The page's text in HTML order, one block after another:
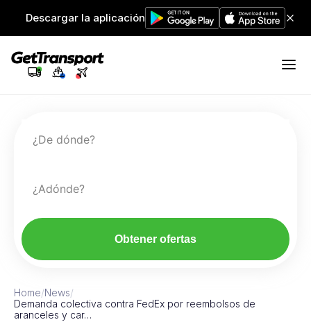
Descargar la aplicación
¿De dónde?
¿Adónde?
Obtener ofertas
Home/News/
Demanda colectiva contra FedEx por reembolsos de
aranceles y car…